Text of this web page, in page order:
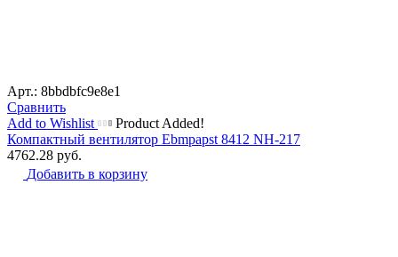
Арт.: 8bbdbfc9e8e1
Сравнить
Add to Wishlist
Product Added!
Компактный вентилятор Ebmpapst 8412 NH-217
4762.28 руб.
Добавить в корзину